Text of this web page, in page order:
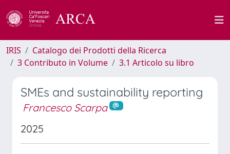
IRIS
Catalogo dei Prodotti della Ricerca
3 Contributo in Volume
3.1 Articolo su libro
SMEs and sustainability reporting
Francesco Scarpa
2025